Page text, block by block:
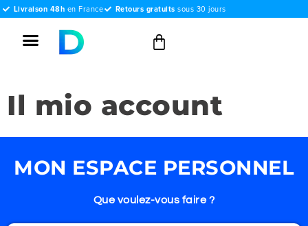
Livraison 48h en France Retours gratuits sous 30 jours
Il mio account
MON ESPACE PERSONNEL
Que voulez-vous faire ?